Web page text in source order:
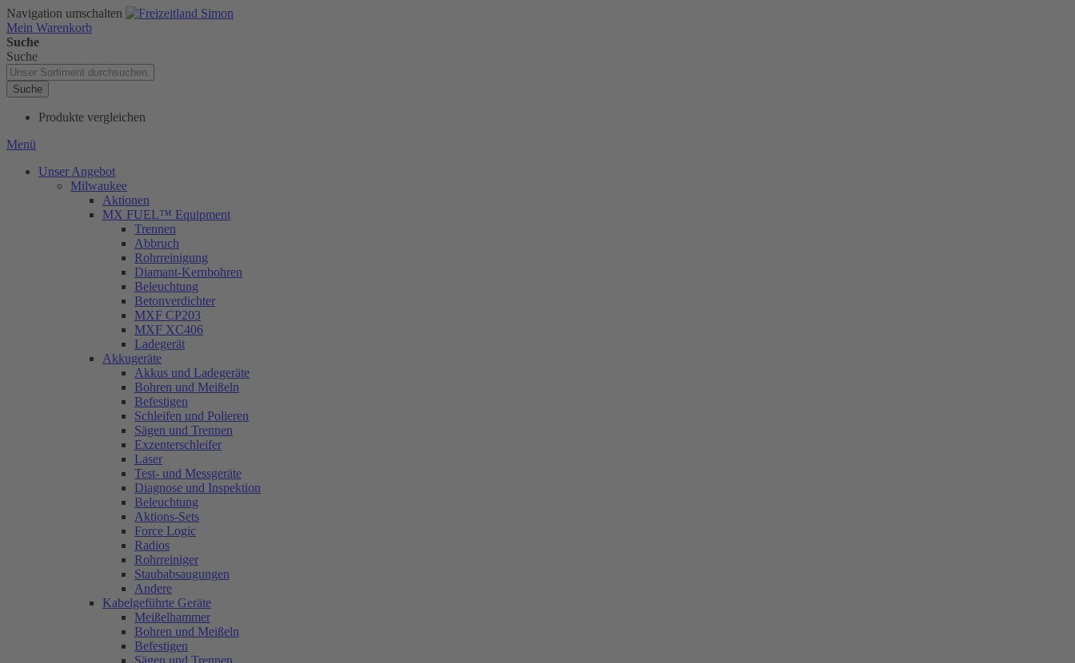
Navigation umschalten
Mein Warenkorb
Suche
Suche
Suche
Produkte vergleichen
Menü
Unser Angebot
Milwaukee
Aktionen
MX FUEL™ Equipment
Trennen
Abbruch
Rohrreinigung
Diamant-Kernbohren
Beleuchtung
Betonverdichter
MXF CP203
MXF XC406
Ladegerät
Akkugeräte
Akkus und Ladegeräte
Bohren und Meißeln
Befestigen
Schleifen und Polieren
Sägen und Trennen
Exzenterschleifer
Laser
Test- und Messgeräte
Diagnose und Inspektion
Beleuchtung
Aktions-Sets
Force Logic
Radios
Rohrreiniger
Staubabsaugungen
Andere
Kabelgeführte Geräte
Meißelhammer
Bohren und Meißeln
Befestigen
Sägen und Trennen